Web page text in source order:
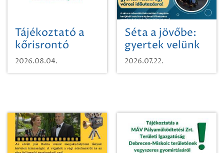
Tájékoztató a
kőrisrontó
karcsúdíszbogárról
2026.08.04.
Séta a jövőbe:
gyertek velünk
egy városi
időutazásra!
2026.07.22.